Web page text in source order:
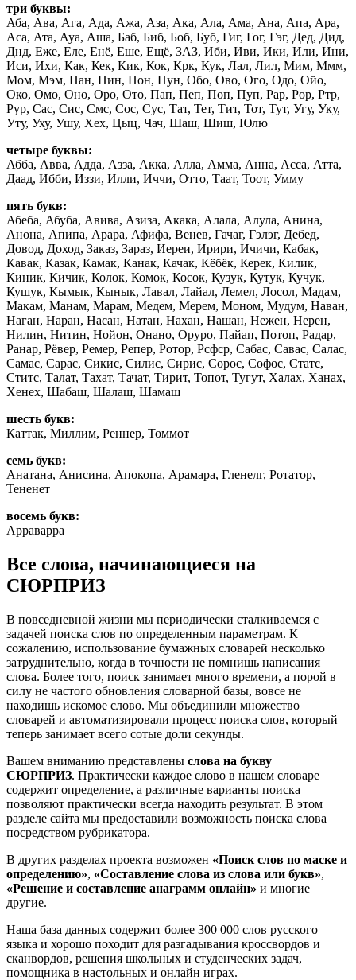
три буквы:
Аба, Ава, Ага, Ада, Ажа, Аза, Ака, Ала, Ама, Ана, Апа, Ара,
Аса, Ата, Ауа, Аша, Баб, Биб, Боб, Буб, Гиг, Гог, Гэг, Дед, Дид,
Днд, Еже, Еле, Енё, Еше, Ещё, ЗАЗ, Иби, Иви, Ики, Или, Ини,
Иси, Ихи, Как, Кек, Кик, Кок, Крк, Кук, Лал, Лил, Мим, Ммм,
Мом, Мэм, Нан, Нин, Нон, Нун, Обо, Ово, Ого, Одо, Ойо,
Око, Омо, Оно, Оро, Ото, Пап, Пеп, Поп, Пуп, Рар, Рор, Ртр,
Рур, Сас, Сис, Смс, Сос, Сус, Тат, Тет, Тит, Тот, Тут, Угу, Уку,
Уту, Уху, Ушу, Хех, Цыц, Чач, Шаш, Шиш, Юлю
четыре буквы:
Абба, Авва, Адда, Азза, Акка, Алла, Амма, Анна, Асса, Атта,
Даад, Ибби, Иззи, Илли, Иччи, Отто, Таат, Тоот, Умму
пять букв:
Абеба, Абуба, Авива, Азиза, Акака, Алала, Алула, Анина,
Анона, Апипа, Арара, Афифа, Венев, Гачаг, Гэлэг, Дебед,
Довод, Доход, Заказ, Зараз, Иереи, Ирири, Ичичи, Кабак,
Кавак, Казак, Камак, Канак, Качак, Кёбёк, Керек, Килик,
Киник, Кичик, Колок, Комок, Косок, Кузук, Кутук, Кучук,
Кушук, Кымык, Кынык, Лавал, Лайал, Лемел, Лосол, Мадам,
Макам, Манам, Марам, Медем, Мерем, Моном, Мудум, Наван,
Наган, Наран, Насан, Натан, Нахан, Нашан, Нежен, Нерен,
Нилин, Нитин, Нойон, Онано, Оруро, Пайап, Потоп, Радар,
Ранар, Рёвер, Ремер, Репер, Ротор, Рсфср, Сабас, Савас, Салас,
Самас, Сарас, Сикис, Силис, Сирис, Сорос, Софос, Статс,
Ститс, Талат, Тахат, Тачат, Тирит, Топот, Тугут, Халах, Ханах,
Хенех, Шабаш, Шалаш, Шамаш
шесть букв:
Каттак, Миллим, Реннер, Томмот
семь букв:
Анатана, Анисина, Апокопа, Арамара, Гленелг, Ротатор,
Тененет
восемь букв:
Арраварра
Все слова, начинающиеся на
СЮРПРИЗ
В повседневной жизни мы периодически сталкиваемся с
задачей поиска слов по определенным параметрам. К
сожалению, использование бумажных словарей несколько
затруднительно, когда в точности не помнишь написания
слова. Более того, поиск занимает много времени, а порой в
силу не частого обновления словарной базы, вовсе не
находишь искомое слово. Мы объединили множество
словарей и автоматизировали процесс поиска слов, который
теперь занимает всего сотые доли секунды.
Вашем вниманию представлены слова на букву
СЮРПРИЗ. Практически каждое слово в нашем словаре
содержит определение, а различные варианты поиска
позволяют практически всегда находить результат. В этом
разделе сайта мы предоставили возможность поиска слова
посредством рубрикатора.
В других разделах проекта возможен «Поиск слов по маске и
определению», «Составление слова из слова или букв»,
«Решение и составление анаграмм онлайн» и многие
другие.
Наша база данных содержит более 300 000 слов русского
языка и хорошо походит для разгадывания кроссвордов и
сканвордов, решения школьных и студенческих задач,
помощника в настольных и онлайн играх.